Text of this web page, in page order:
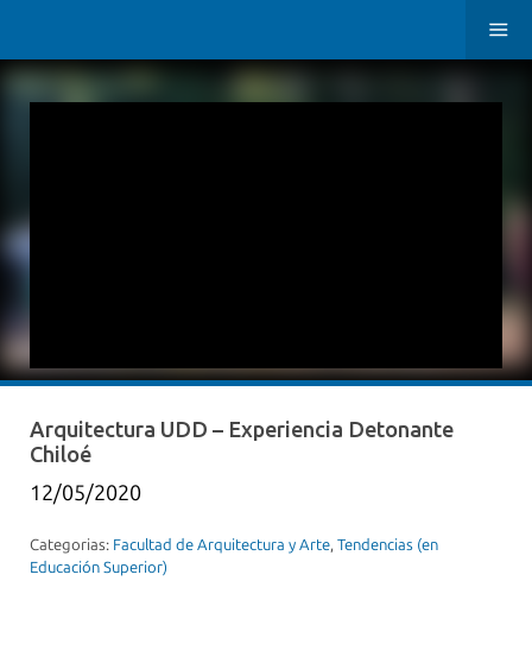
Arquitectura UDD – Experiencia Detonante
Chiloé
12/05/2020
Categorias: Facultad de Arquitectura y Arte, Tendencias (en
Educación Superior)